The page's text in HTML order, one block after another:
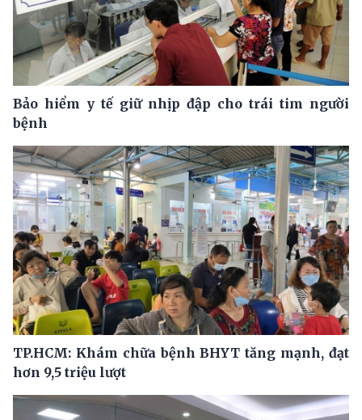
Bảo hiểm y tế giữ nhịp đập cho trái tim người
bệnh
TP.HCM: Khám chữa bệnh BHYT tăng mạnh, đạt
hơn 9,5 triệu lượt